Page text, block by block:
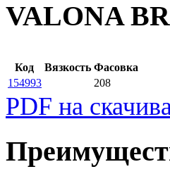
VALONA
Код Вязкость Фасовка
154993
208
PDF на